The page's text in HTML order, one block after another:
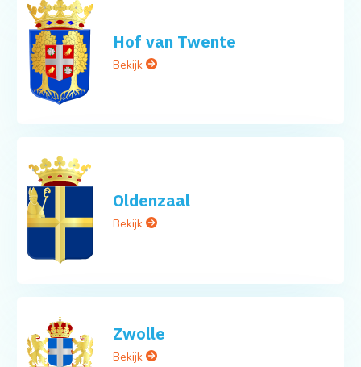
Hof van Twente
Bekijk
Oldenzaal
Bekijk
Zwolle
Bekijk